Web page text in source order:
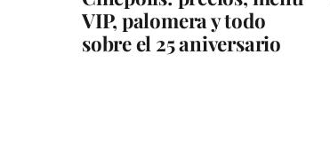
VIP, palomera y todo
sobre el 25 aniversario